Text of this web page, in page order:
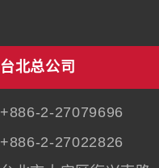
台北总公司
+886-2-27079696
+886-2-27022826